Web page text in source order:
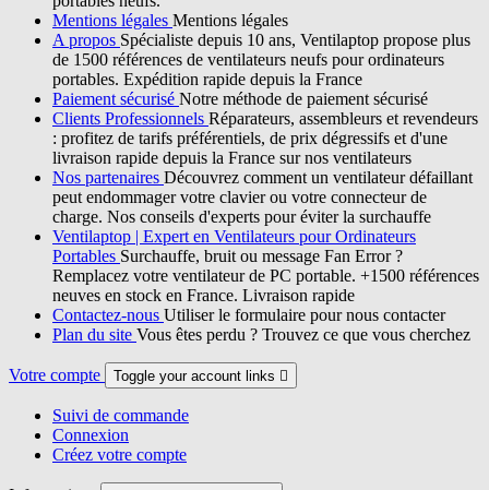
Mentions légales Mentions légales
A propos Spécialiste depuis 10 ans, Ventilaptop propose plus
de 1500 références de ventilateurs neufs pour ordinateurs
portables. Expédition rapide depuis la France
Paiement sécurisé Notre méthode de paiement sécurisé
Clients Professionnels Réparateurs, assembleurs et revendeurs
: profitez de tarifs préférentiels, de prix dégressifs et d'une
livraison rapide depuis la France sur nos ventilateurs
Nos partenaires Découvrez comment un ventilateur défaillant
peut endommager votre clavier ou votre connecteur de
charge. Nos conseils d'experts pour éviter la surchauffe
Ventilaptop | Expert en Ventilateurs pour Ordinateurs
Portables Surchauffe, bruit ou message Fan Error ?
Remplacez votre ventilateur de PC portable. +1500 références
neuves en stock en France. Livraison rapide
Contactez-nous Utiliser le formulaire pour nous contacter
Plan du site Vous êtes perdu ? Trouvez ce que vous cherchez
Votre compte Toggle your account links 
Suivi de commande
Connexion
Créez votre compte